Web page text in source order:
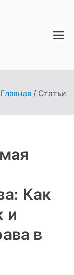
Главная Статьи
Как
и
в